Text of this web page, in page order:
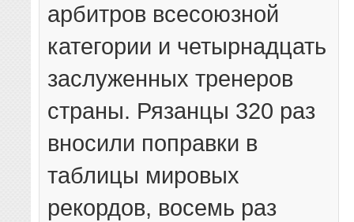
арбитров всесоюзной
категории и четырнадцать
заслуженных тренеров
страны. Рязанцы 320 раз
вносили поправки в
таблицы мировых
рекордов, восемь раз